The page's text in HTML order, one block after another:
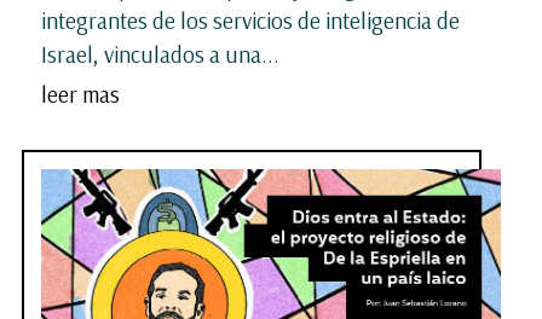
integrantes de los servicios de inteligencia de
Israel, vinculados a una...
leer mas